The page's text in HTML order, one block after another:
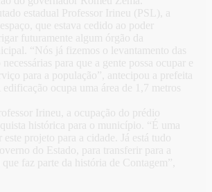
estadual Professor Irineu (PSL), a
que estava cedido ao poder
futuramente algum órgão da
“Nós já fizemos o levantamento das
necessárias para que a gente possa ocupar e
para a população”, antecipou a prefeita
ocupa uma área de 1,7 metros
Irineu, a ocupação do prédio
histórica para o município. “É uma
este projeto para a cidade. Já está tudo
do Estado, para transferir para a
faz parte da história de Contagem”,